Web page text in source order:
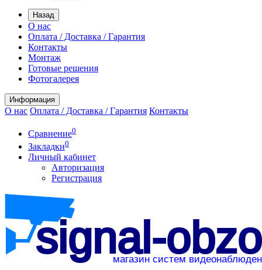
Назад
О нас
Оплата / Доставка / Гарантия
Контакты
Монтаж
Готовые решения
Фотогалерея
Информация
О нас Оплата / Доставка / Гарантия Контакты
Сравнение0
Закладки0
Личный кабинет
Авторизация
Регистрация